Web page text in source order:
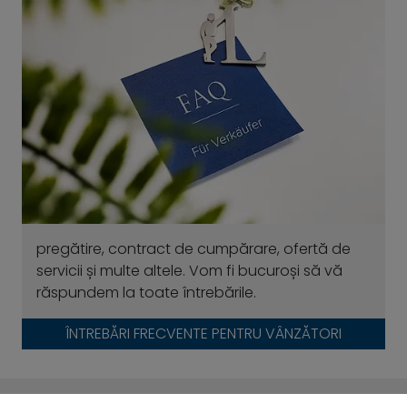
pregătire, contract de cumpărare, ofertă de
servicii și multe altele. Vom fi bucuroși să vă
răspundem la toate întrebările.
ÎNTREBĂRI FRECVENTE PENTRU VÂNZĂTORI